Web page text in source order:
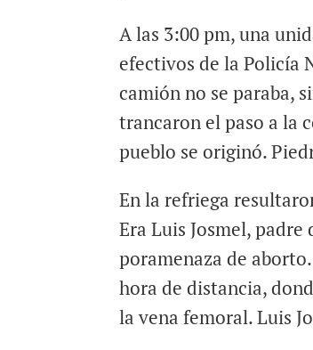
A las 3:00 pm, una
efectivos de la Policía
camión no se paraba,
trancaron el paso a la
pueblo se originó.
En la refriega
Era Luis Josmel,
poramenaza de
hora de distancia,
la vena femoral. Luis